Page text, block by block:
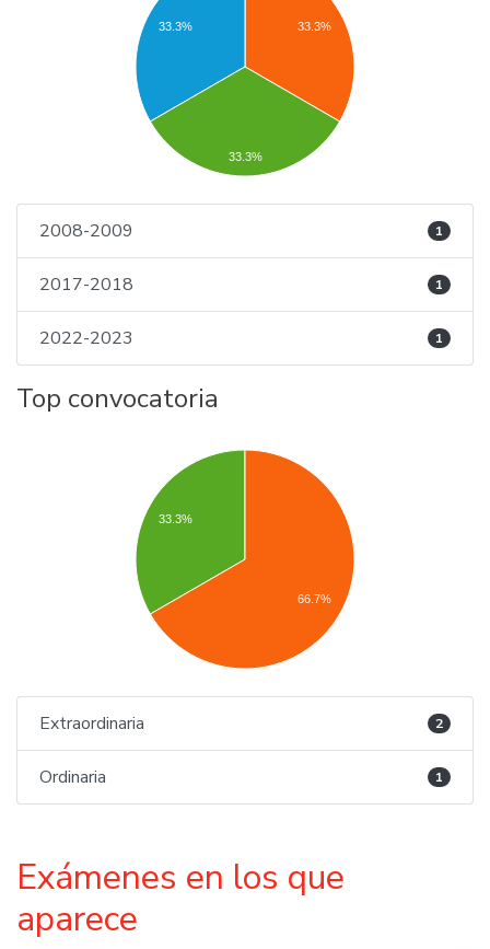
33.3%
33.3%
33.3%
2008-2009 1
2017-2018 1
2022-2023 1
Top convocatoria
33.3%
66.7%
Extraordinaria 2
Ordinaria 1
Exámenes en los que
aparece